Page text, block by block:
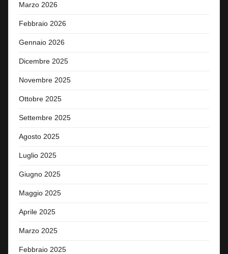
Marzo 2026
Febbraio 2026
Gennaio 2026
Dicembre 2025
Novembre 2025
Ottobre 2025
Settembre 2025
Agosto 2025
Luglio 2025
Giugno 2025
Maggio 2025
Aprile 2025
Marzo 2025
Febbraio 2025